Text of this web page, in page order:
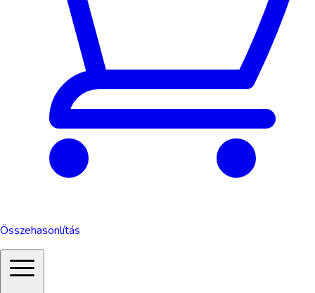
Összehasonlítás